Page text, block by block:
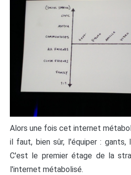
Alors une fois cet internet
il faut, bien sûr, l'équiper : gants,
C'est le premier étage de la
l'internet métabolisé.